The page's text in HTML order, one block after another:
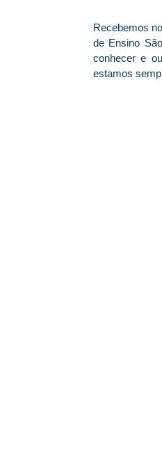
Recebemos
de Ensino
conhecer e
estamos